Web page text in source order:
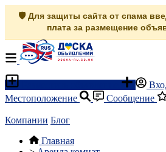
🛡️ Для защиты сайта от спама
плата за размещение
Местоположение
Сообщение
Компании Блог
Главная